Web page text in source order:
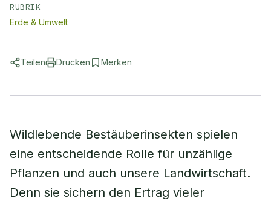
RUBRIK
Erde & Umwelt
Teilen Drucken Merken
Wildlebende Bestäuberinsekten spielen
eine entscheidende Rolle für unzählige
Pflanzen und auch unsere Landwirtschaft.
Denn sie sichern den Ertrag vieler